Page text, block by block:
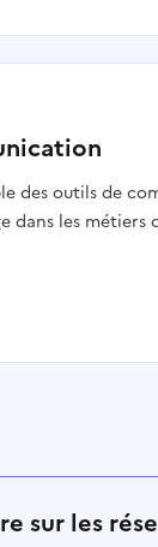
des outils de
dans les métiers
sur les